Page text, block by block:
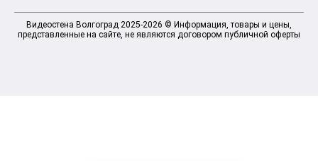
Видеостена Волгоград 2025-2026 © Информация, товары и цены,
представленные на сайте, не являются договором публичной оферты